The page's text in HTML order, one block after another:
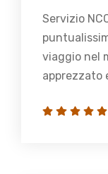
Servizio
viaggio nel
apprezzato